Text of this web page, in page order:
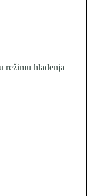
režimu hlađenja